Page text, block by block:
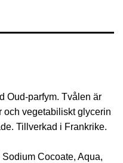
Oud-parfym. Tvålen är
och vegetabiliskt glycerin
Tillverkad i Frankrike.
Cocoate, Aqua,